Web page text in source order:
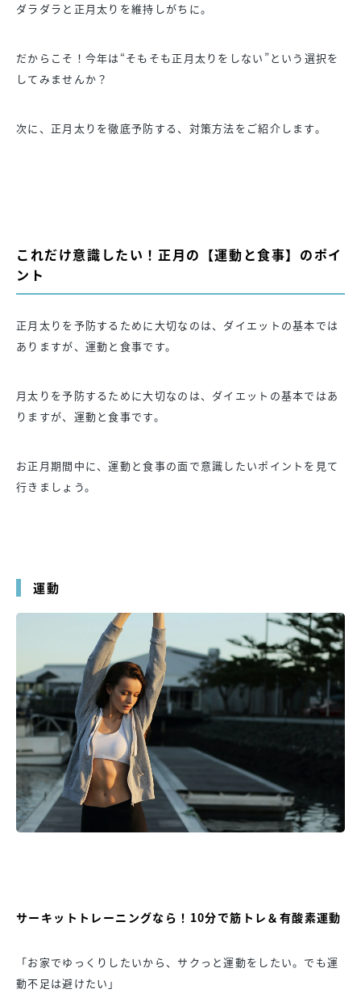
ダラダラと正月太りを維持しがちに。
だからこそ！今年は“そもそも正月太りをしない”という選択を
してみませんか？
次に、正月太りを徹底予防する、対策方法をご紹介します。
これだけ意識したい！正月の【運動と食事】のポイ
ント
正月太りを予防するために大切なのは、ダイエットの基本では
ありますが、運動と食事です。
月太りを予防するために大切なのは、ダイエットの基本ではあ
りますが、運動と食事です。
お正月期間中に、運動と食事の面で意識したいポイントを見て
行きましょう。
運動
サーキットトレーニングなら！10分で筋トレ＆有酸素運動
「お家でゆっくりしたいから、サクっと運動をしたい。でも運
動不足は避けたい」